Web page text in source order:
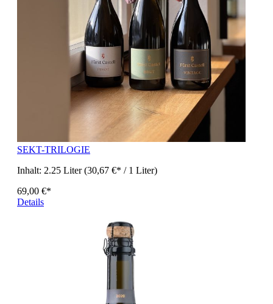
SEKT-TRILOGIE
Inhalt: 2.25 Liter(30,67 €* / 1 Liter)
69,00 €*
Details